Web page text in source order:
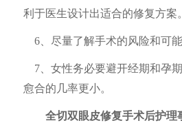
利于医生设计出适合的修复方案。
6、尽量了解手术的风险和可
7、女性务必要避开经期和孕
愈合的几率更小。
全切双眼皮修复手术后护理